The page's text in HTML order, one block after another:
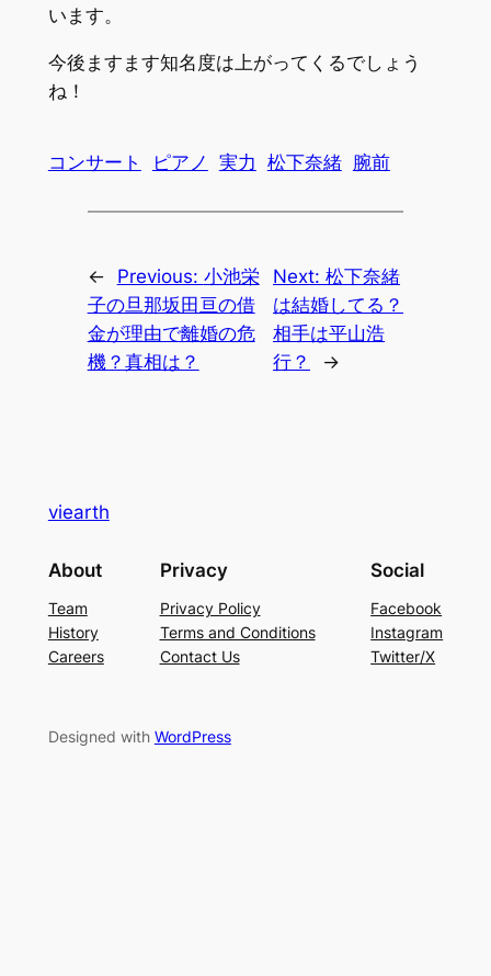
います。
今後ますます知名度は上がってくるでしょう
ね！
コンサート ピアノ 実力 松下奈緒 腕前
← Previous: 小池栄
子の旦那坂田亘の借
金が理由で離婚の危
機？真相は？
Next:松下奈緒
は結婚してる？
相手は平山浩
行？
→
viearth
About
Team
History
Careers
Privacy
Privacy Policy
Terms and Conditions
Contact Us
Social
Facebook
Instagram
Twitter/X
Designed with WordPress